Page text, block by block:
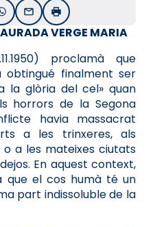
WhatsApp
EmailImprimir
VERGE MARIA
proclamà que
obtingué finalment ser
la glòria del cel» quan
horrors de la Segona
havia massacrat
a les trinxeres, als
a les mateixes ciutats
En aquest context,
que el cos humà té un
part indissoluble de la